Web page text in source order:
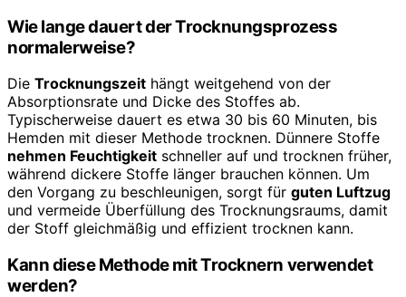
Wie lange dauert der Trocknungsprozess
normalerweise?
Die Trocknungszeit hängt weitgehend von der
Absorptionsrate und Dicke des Stoffes ab.
Typischerweise dauert es etwa 30 bis 60 Minuten, bis
Hemden mit dieser Methode trocknen. Dünnere Stoffe
nehmen Feuchtigkeit schneller auf und trocknen früher,
während dickere Stoffe länger brauchen können. Um
den Vorgang zu beschleunigen, sorgt für guten Luftzug
und vermeide Überfüllung des Trocknungsraums, damit
der Stoff gleichmäßig und effizient trocknen kann.
Kann diese Methode mit Trocknern verwendet
werden?